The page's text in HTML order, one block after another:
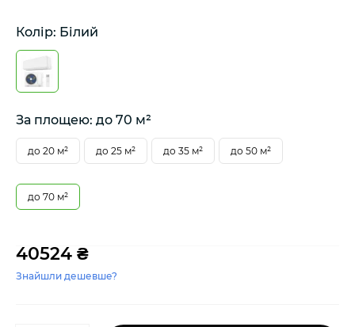
Колір: Білий
За площею: до 70 м²
до 20 м² до 25 м² до 35 м² до 50 м²
до 70 м²
40524 ₴
Знайшли дешевше?